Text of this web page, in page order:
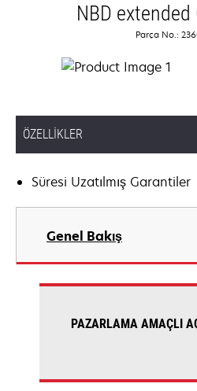
NBD extended
Parça No.:
ÖZELLIKLER
Süresi Uzatılmış Garantiler
Genel Bakış
PAZARLAMA AMAÇLI